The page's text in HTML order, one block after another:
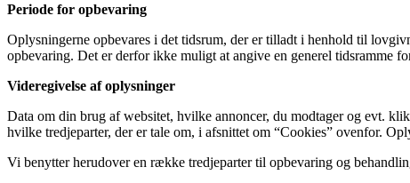
Periode for opbevaring
Oplysningerne opbevares i det tidsrum, der er tilladt i henhold til
opbevaring. Det er derfor ikke muligt at angive en generel tidsramme
Videregivelse af oplysninger
Data om din brug af websitet, hvilke annoncer, du modtager og evt.
hvilke tredjeparter, der er tale om, i afsnittet om “Cookies” ovenfor.
Vi benytter herudover en række tredjeparter til opbevaring og